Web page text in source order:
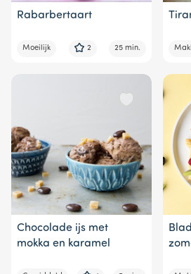
Rabarbertaart
Moeilijk 2 25 min.
Chocolade ijs met
mokka en karamel